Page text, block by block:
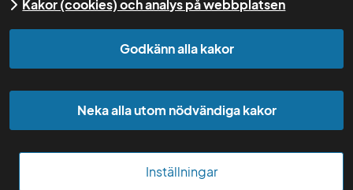
Kakor (cookies) och analys på webbplatsen
Godkänn alla kakor
Neka alla utom nödvändiga kakor
Inställningar
Under rådgivningen
Efter rådgivningen